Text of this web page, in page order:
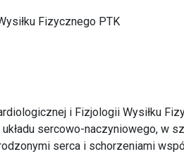
Fizycznego PTK
i Fizjologii Wysiłku
sercowo-naczyniowego, w
serca i schorzeniami